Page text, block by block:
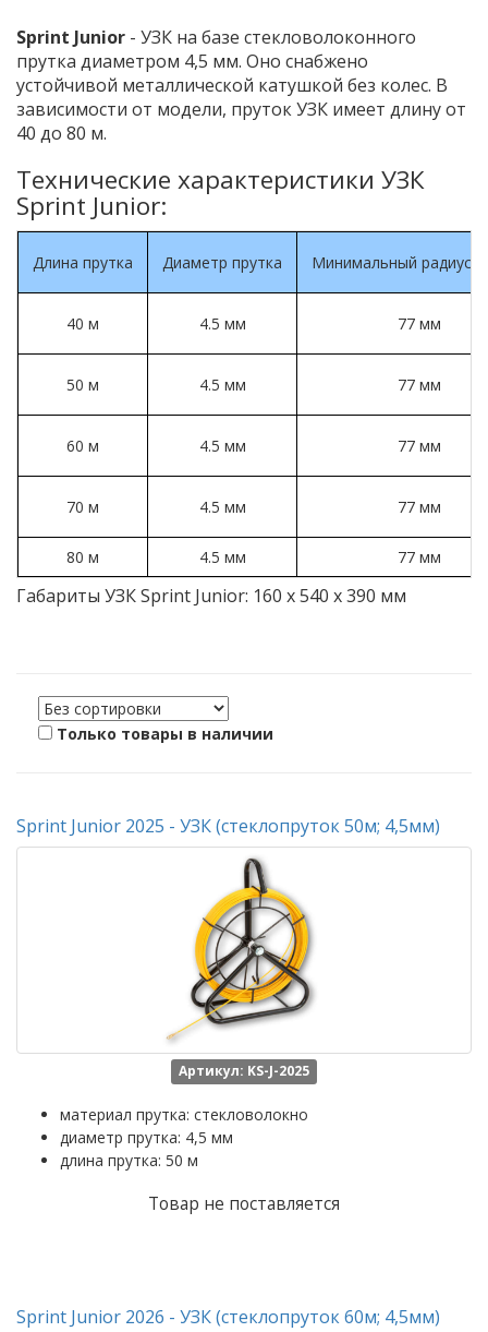
Sprint Junior - УЗК на базе стекловолоконного
прутка диаметром 4,5 мм. Оно снабжено
устойчивой металлической катушкой без колес. В
зависимости от модели, пруток УЗК имеет длину от
40 до 80 м.
Технические характеристики УЗК
Sprint Junior:
Длина прутка Диаметр прутка Минимальный радиус
40 м 4.5 мм 77 мм
50 м 4.5 мм 77 мм
60 м 4.5 мм 77 мм
70 м 4.5 мм 77 мм
80 м 4.5 мм 77 мм
Габариты УЗК Sprint Junior: 160 x 540 x 390 мм
Только товары в наличии
Sprint Junior 2025 - УЗК (стеклопруток 50м; 4,5мм)
Артикул: KS-J-2025
материал прутка: стекловолокно
диаметр прутка: 4,5 мм
длина прутка: 50 м
Товар не поставляется
Sprint Junior 2026 - УЗК (стеклопруток 60м; 4,5мм)